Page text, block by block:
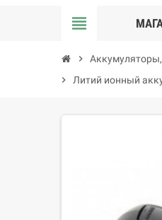
view_headline
chevron_right
chevron_right
Литий ионный